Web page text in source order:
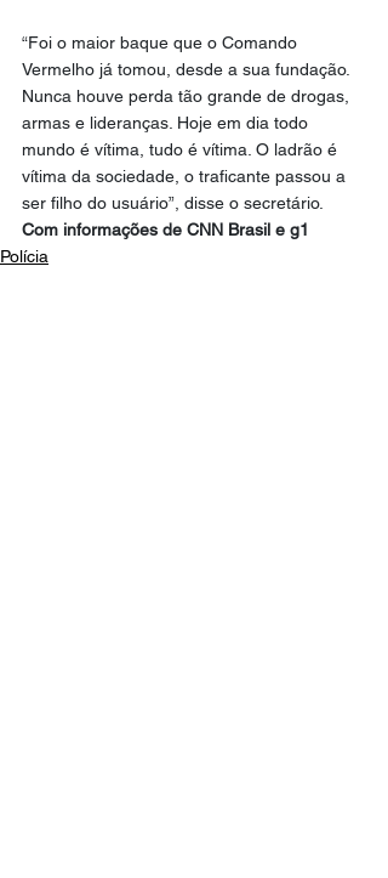
“Foi o maior baque que o Comando
Vermelho já tomou, desde a sua fundação.
Nunca houve perda tão grande de drogas,
armas e lideranças. Hoje em dia todo
mundo é vítima, tudo é vítima. O ladrão é
vítima da sociedade, o traficante passou a
ser filho do usuário”, disse o secretário.
Com informações de CNN Brasil e g1
Polícia